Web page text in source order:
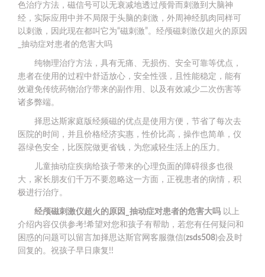
色治疗方法，磁信号可以无衰减地透过颅骨而刺激到大脑神
经，实际应用中并不局限于头脑的刺激，外周神经肌肉同样可
以刺激，因此现在都叫它为“磁刺激”。经颅磁刺激仪超火的原因
_抽动症对患者的危害大吗
纯物理治疗方法，具有无痛、无损伤、安全可靠等优点，
患者在使用的过程中舒适放心，安全性强，且性能稳定，能有
效避免传统药物治疗带来的副作用、以及有效减少二次伤害等
诸多弊端。
择思达斯家庭版经频磁的优点是使用方便，节省了每次去
医院的时间，并且价格经济实惠，性价比高，操作也简单，仪
器绿色安全，比医院做更省钱，为您减轻生活上的压力。
儿童抽动症疾病给孩子带来的心理负面的障碍很多也很
大，家长朋友们千万不要忽略这一方面，正视患者的病情，积
极进行治疗。
经颅磁刺激仪超火的原因_ 抽动症对患者的危害大吗 以上
介绍内容仅供参考!希望对您和孩子有帮助，若您有任何疑问和
困惑的问题可以留言加择思达斯官网客服微信(zsds508)会及时
回复的。祝孩子早日康复!!